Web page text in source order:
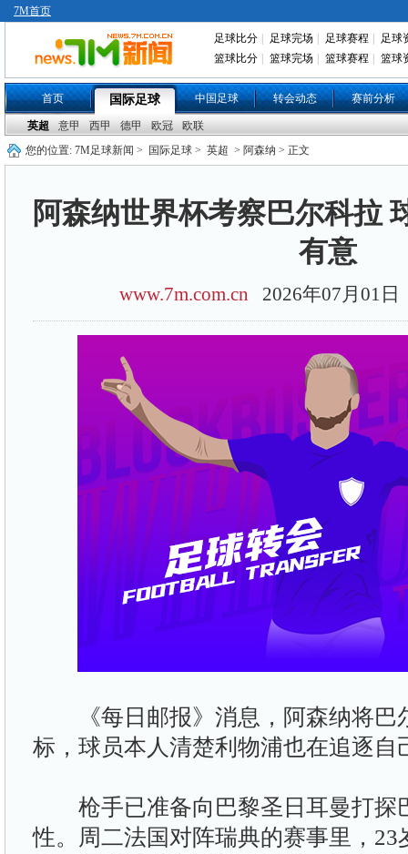
7M首页
足球比分 足球完场 足球赛程
足球
篮球比分
篮球完场 篮球赛程 篮球
首页 国际足球 中国足球 转会动态 赛前分析
英超 意甲 西甲 德甲 欧冠
欧联
您的位置: 7M足球新闻 > 国际足球 > 英超 > 阿森纳 > 正文
阿森纳世界杯考察巴尔科拉
有意
www.7m.com.cn 2026年07月01
《每日邮报》消息，阿森纳将巴
标，球员本人清楚利物浦也在追逐自
枪手已准备向巴黎圣日耳曼打探
性。周二法国对阵瑞典的赛事里，23